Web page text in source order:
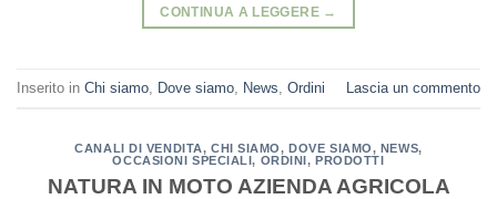
CONTINUA A LEGGERE →
Inserito in Chi siamo Dove siamo News Ordini Lascia un commento
CANALI DI VENDITA, CHI SIAMO, DOVE SIAMO, NEWS,
OCCASIONI SPECIALI, ORDINI , PRODOTTI
NATURA IN MOTO AZIENDA AGRICOLA